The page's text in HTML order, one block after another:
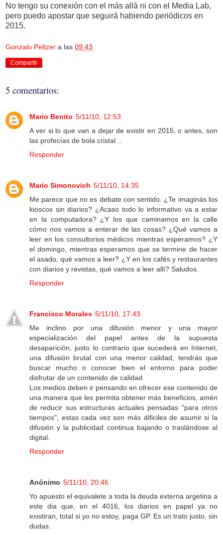
No tengo su conexión con el más allá ni con el Media Lab,
pero puedo apostar que seguirá habiendo periódicos en
2015.
Gonzalo Peltzer a las 09:43
Compartir
5 comentarios:
Mario Benito 5/11/10, 12:53
A ver si lo que van a dejar de existir en 2015, o antes, son
las profecías de bola cristal...
Responder
Mario Simonovich 5/11/10, 14:35
Me parece que no es debate con sentido. ¿Te imaginás los
kioscos sin diarios? ¿Acaso todo lo informativo va a estar
en la computadora? ¿Y los que caminamos en la calle
cómo nos vamos a enterar de las cosas? ¿Qué vamos a
leer en los consultorios médicos mientras esperamos? ¿Y
el domingo, mientras esperamos que se termine de hacer
el asado, qué vamos a leer? ¿Y en los cafés y restaurantes
con diarios y revistas, qué vamos a leer allí? Saludos.
Responder
Francisco Morales 5/11/10, 17:43
Me inclino por una difusión menor y una mayor
especialización del papel antes de la supuesta
desaparición, justo lo contrario que sucederá en Internet,
una difusión brutal con una menor calidad, tendrás que
buscar mucho o conocer bien el entorno para poder
disfrutar de un contenido de calidad.
Los medios deben ir pensando en ofrecer ese contenido de
una manera que les permita obtener más beneficios, amén
de reducir sus estructuras actuales pensadas "para otros
tiempos", estas cada vez son más dificiles de asumir si la
difusión y la publicidad continua bajando o traslándose al
digital.
Responder
Anónimo 5/11/10, 20:46
Yo apuesto el equivalete a toda la deuda externa argetina a
este dia que, en el 4016, los diarios en papel ya no
existiran, total si yo no estoy, paga GP. Es un trato justo, sin
dudas.